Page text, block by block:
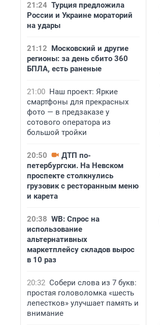
21:24 Турция предложила
России и Украине мораторий
на удары
21:12 Московский и другие
регионы: за день сбито 360
БПЛА, есть раненые
21:00 Наш проект: Яркие
смартфоны для прекрасных
фото — в предзаказе у
сотового оператора из
большой тройки
20:50
ДТП по-
петербургски. На Невском
проспекте столкнулись
грузовик с ресторанным меню
и карета
20:38 WB: Спрос на
использование
альтернативных
маркетплейсу складов вырос
в 10 раз
20:32 Собери слова из 7 букв:
простая головоломка «шесть
лепестков» улучшает память и
внимание